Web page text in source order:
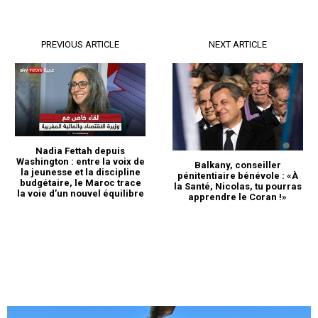
Related
Akhannouch crée «Saha
Gaz», sa nouvelle société
dédiée au GNL domiciliée à
Laâyoune
In "Indiscrétions"
Akhannouch : la tentation
d’une OPA sur l’OCP, avortée
par la GenZ212 ?
7 October 2025
diplomatique
PREVIOUS ARTICLE
Nadia Fettah depuis
Washington : entre la voix de
la jeunesse et la discipline
budgétaire, le Maroc trace
la voie d’un nouvel équilibre
NEXT ARTICLE
Balkany, conseiller
pénitentiaire bénévole : «À
la Santé, Nicolas, tu pourras
apprendre le Coran !»